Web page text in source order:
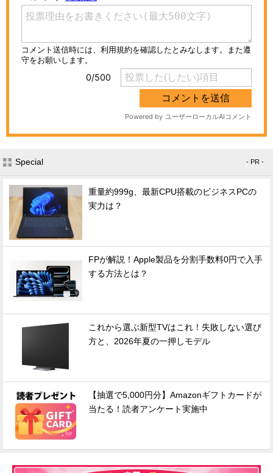
Special - PR -
重量約999g、最新CPU搭載のビジネスPCの
実力は？
FPが解説！Apple製品を分割手数料0円で入手
する方法とは？
これから選ぶ新型TVはこれ！失敗しない選び
方と、2026年夏の一押しモデル
【抽選で5,000円分】Amazonギフトカードが
当たる！読者アンケート実施中